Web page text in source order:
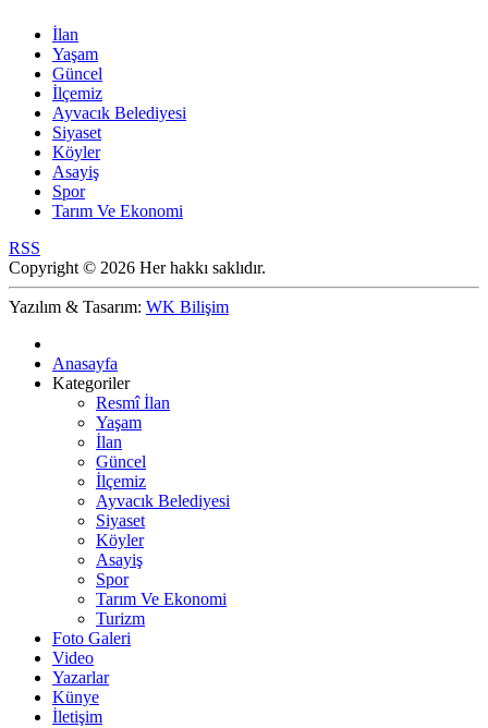
İlan
Yaşam
Güncel
İlçemiz
Ayvacık Belediyesi
Siyaset
Köyler
Asayiş
Spor
Tarım Ve Ekonomi
RSS
Copyright © 2026 Her hakkı saklıdır.
Yazılım & Tasarım: WK Bilişim
Anasayfa
Kategoriler
Resmî İlan
Yaşam
İlan
Güncel
İlçemiz
Ayvacık Belediyesi
Siyaset
Köyler
Asayiş
Spor
Tarım Ve Ekonomi
Turizm
Foto Galeri
Video
Yazarlar
Künye
İletişim